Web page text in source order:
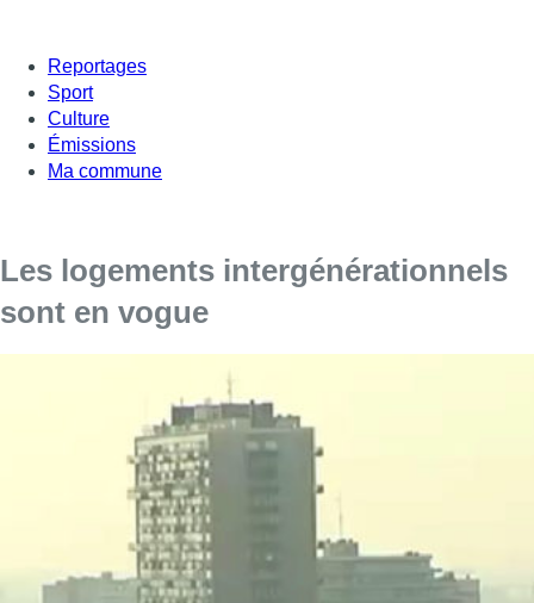
Reportages
Sport
Culture
Émissions
Ma commune
Les logements intergénérationnels
sont en vogue